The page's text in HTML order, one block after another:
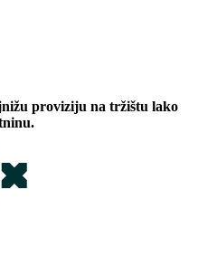
proviziju na tržištu lako